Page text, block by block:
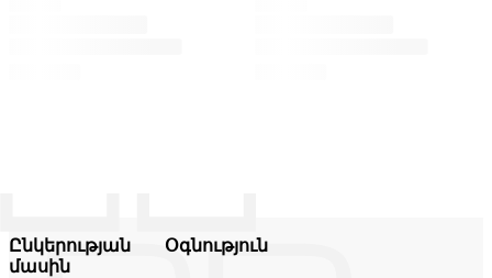
Ընկերության
մասին
Օգնություն